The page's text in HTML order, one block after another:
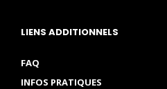
LIENS ADDITIONNELS
FAQ
INFOS PRATIQUES